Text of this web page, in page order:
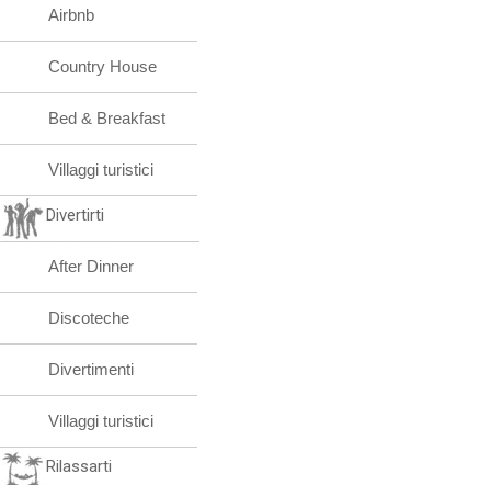
Airbnb
Country House
Bed & Breakfast
Villaggi turistici
Divertirti
After Dinner
Discoteche
Divertimenti
Villaggi turistici
Rilassarti